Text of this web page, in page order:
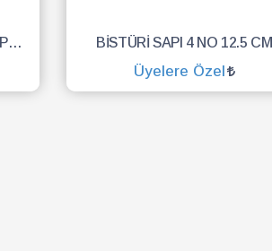
KORUYUCU YÜZ MASKESİ SİPERLİK.YÜZ KALKANI.DENTAL MASKE BİSTÜRİ SAPI 4 NO 12.5 CM
Üyelere Özel